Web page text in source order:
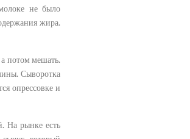
не было
жира.
потом мешать.
Сыворотка
опрессовке и
На рынке есть